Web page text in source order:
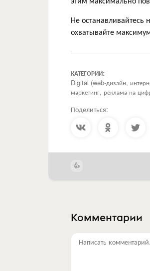
Не
охватывайте
КАТЕГОРИИ:
Digital (web-дизайн,
маркетинг, реклама на
Поделиться:
Комментарии
Написать